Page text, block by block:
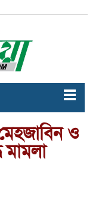
ও
মামলা